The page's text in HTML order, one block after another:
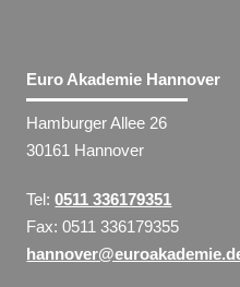
Euro Akademie Hannover
Hamburger Allee 26
30161 Hannover
Tel:0511 336179351
Fax: 0511 336179355